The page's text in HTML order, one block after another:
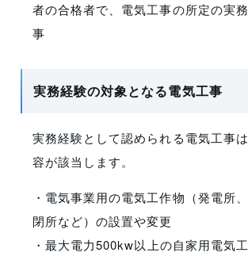
者の合格者で、電気工事の所定の実
事
実務経験の対象となる電気工事
実務経験として認められる電気工事
容が該当します。
・電気事業用の電気工作物（発電所
閉所など）の設置や変更
・最大電力500kw以上の自家用電気